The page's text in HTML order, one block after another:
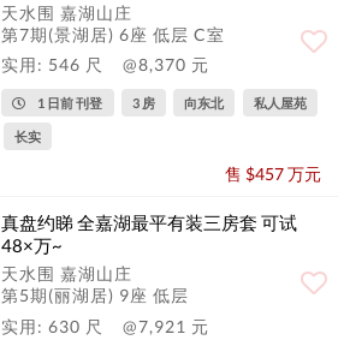
天水围 嘉湖山庄
第7期(景湖居) 6座 低层 C室
实用: 546 尺
@8,370 元
1 日前 刊登 3 房 向东北 私人屋苑
长实
售 $457 万元
真盘约睇 全嘉湖最平有装三房套 可试
48×万~
天水围 嘉湖山庄
第5期(丽湖居) 9座 低层
实用: 630 尺
@7,921 元